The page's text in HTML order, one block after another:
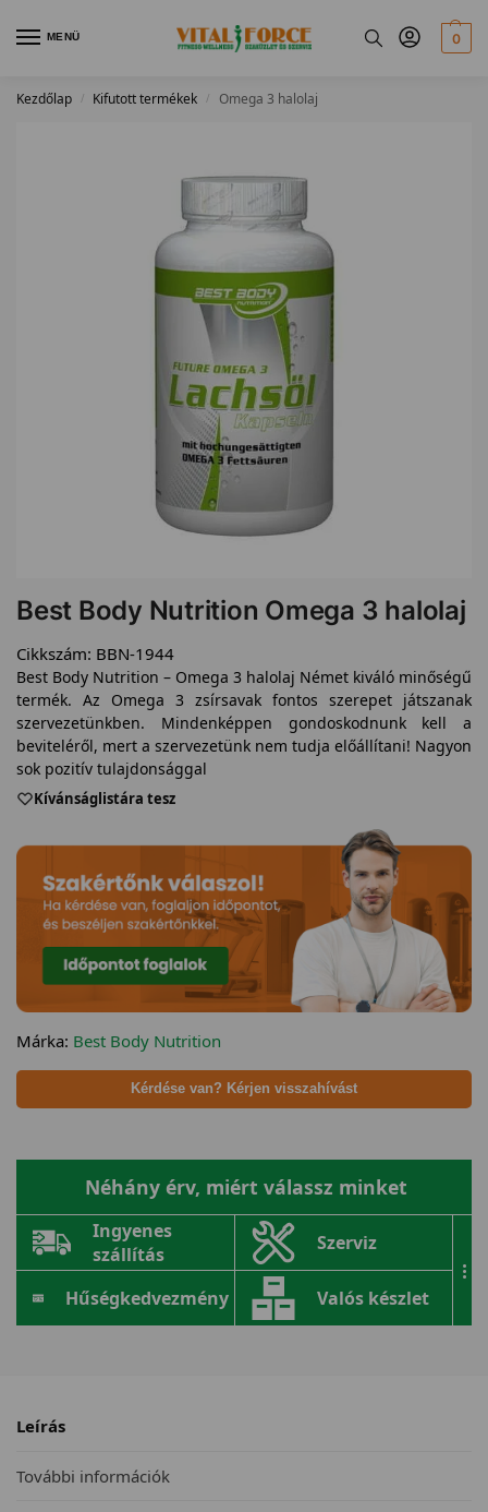
MENÜ 0
Kezdőlap / Kifutott termékek / Omega 3 halolaj
Best Body Nutrition Omega 3 halolaj
Cikkszám: BBN-1944
Best Body Nutrition – Omega 3 halolaj Német kiváló minőségű
termék. Az Omega 3 zsírsavak fontos szerepet játszanak
szervezetünkben. Mindenképpen gondoskodnunk kell a
beviteléről, mert a szervezetünk nem tudja előállítani! Nagyon
sok pozitív tulajdonsággal
Kívánságlistára tesz
Márka: Best Body Nutrition
Kérdése van? Kérjen visszahívást
Néhány érv, miért válassz minket
Ingyenes
szállítás
Szerviz
Hűségkedvezmény Valós készlet
...
Leírás
További információk